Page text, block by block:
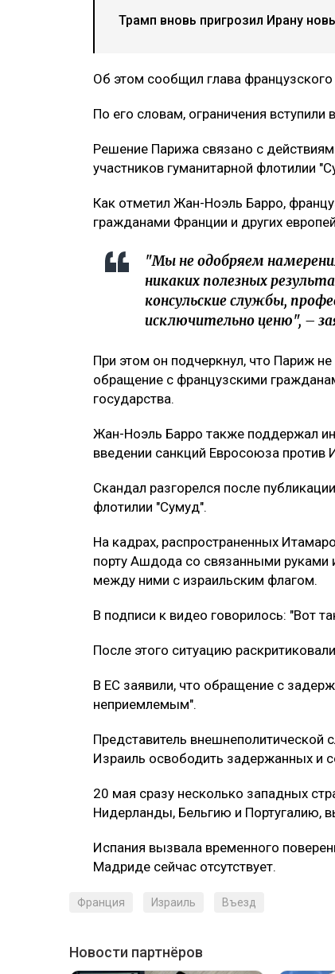
Трамп вновь пригрозил Ирану
Об этом сообщил глава
По его словам, ограничения вступили
Решение Парижа связано с
участников гуманитарной флотилии
Как отметил Жан-Ноэль Барро,
гражданами Франции и других
"Мы не одобряем
никаких полезных
консульские службы,
исключительно ценю", –
При этом он подчеркнул, что Париж
обращение с французскими
государства.
Жан-Ноэль Барро также поддержал
введении санкций Евросоюза против
Скандал разгорелся после
флотилии "Сумуд".
На кадрах, распространенных
порту Ашдода со связанными
между ними с израильским флагом.
В подписи к видео говорилось: "Вот
После этого ситуацию
В ЕС заявили, что обращение с
неприемлемым".
Представитель
Израиль освободить задержанных и
20 мая сразу несколько западных
Нидерланды, Бельгию и Португалию,
Испания вызвала временного
Мадриде сейчас отсутствует.
Франция Израиль Въезд